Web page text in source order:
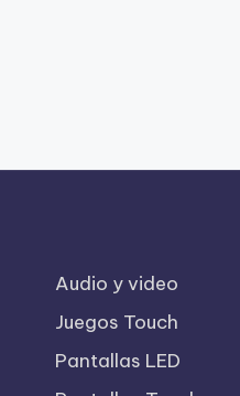
Audio y video
Juegos Touch
Pantallas LED